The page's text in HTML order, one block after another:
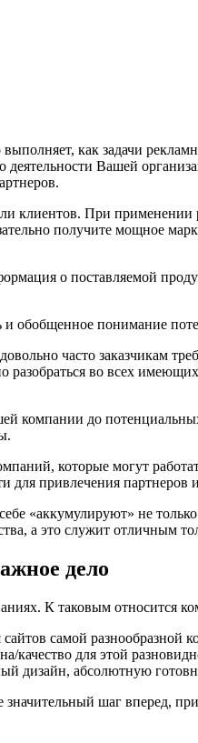
как задачи
Вашей
клиентов. При
получите мощное
о поставляемой
и обобщенное понимание
часто заказчикам
разобраться во всех
компании до
которые могут
привлечения партнеров
«аккумулируют» не
а это служит отличным
дело
К таковым относится
самой разнообразной
качество для этой
дизайн, абсолютную
шаг вперед,